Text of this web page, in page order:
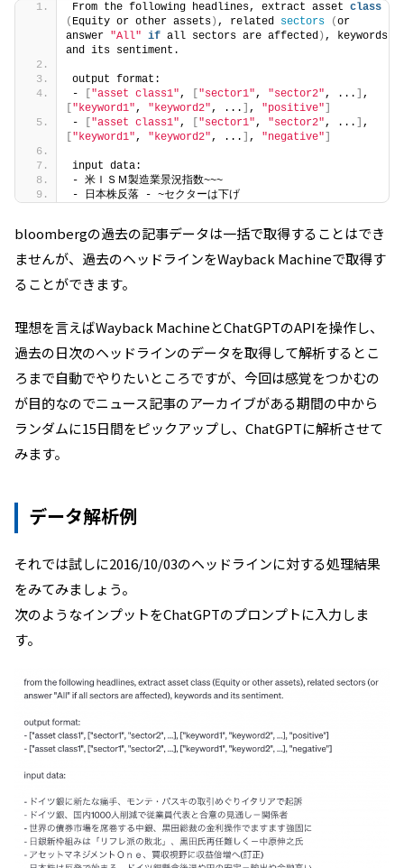
From the following headlines, extract asset class
( Equity or other assets ) , related sectors (or
answer "All" if all sectors are affected ) , keywords
and its sentiment.
output format:
-
"asset class1", "sector1", "sector2", ...
"keyword1", "keyword2", ... , "positive"
-
"asset class1", "sector1", "sector2", ...
"keyword1", "keyword2", ... , "negative"
input data:
- 米ＩＳＭ製造業景況指数~~~
- 日本株反落 - ~セクターは下げ
bloombergの過去の記事データは一括で取得することはでき
ませんが、過去のヘッドラインをWayback Machineで取得す
ることができます。
理想を言えばWayback MachineとChatGPTのAPIを操作し、
過去の日次のヘッドラインのデータを取得して解析するとこ
ろまで自動でやりたいところですが、今回は感覚をつかむの
が目的なのでニュース記事のアーカイブがある期間の中から
ランダムに15日間をピックアップし、 ChatGPTに解析させて
みます。
データ解析例
それでは試しに2016/10/03のヘッドラインに対する処理結果
をみてみましょう。
次のようなインプットをChatGPTのプロンプトに入力しま
す。